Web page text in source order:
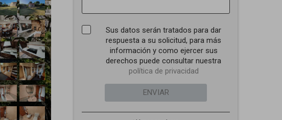
Sus datos serán tratados para dar
respuesta a su solicitud, para más
información y como ejercer sus
derechos puede consultar nuestra
política de privacidad
ENVIAR